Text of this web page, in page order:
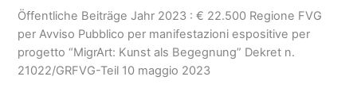
Öffentliche Beiträge Jahr 2023 :€ 22.500 Regione FVG
per Avviso Pubblico per manifestazioni espositive per
progetto “MigrArt: Kunst als Begegnung” Dekret n.
21022/GRFVG-Teil 10 maggio 2023